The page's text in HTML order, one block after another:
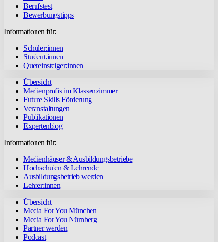
Berufstest
Bewerbungstipps
Informationen für:
Schüler:innen
Student:innen
Quereinsteiger:innen
Übersicht
Medienprofis im Klassenzimmer
Future Skills Förderung
Veranstaltungen
Publikationen
Expertenblog
Informationen für:
Medienhäuser & Ausbildungsbetriebe
Hochschulen & Lehrende
Ausbildungsbetrieb werden
Lehrer:innen
Übersicht
Media For You München
Media For You Nürnberg
Partner werden
Podcast